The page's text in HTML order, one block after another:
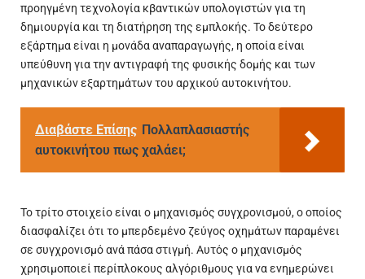
προηγμένη τεχνολογία κβαντικών υπολογιστών για τη
δημιουργία και τη διατήρηση της εμπλοκής. Το δεύτερο
εξάρτημα είναι η μονάδα αναπαραγωγής, η οποία είναι
υπεύθυνη για την αντιγραφή της φυσικής δομής και των
μηχανικών εξαρτημάτων του αρχικού αυτοκινήτου.
Διαβάστε Επίσης Πολλαπλασιαστής
αυτοκινήτου πως χαλάει;
Το τρίτο στοιχείο είναι ο μηχανισμός συγχρονισμού, ο οποίος
διασφαλίζει ότι το μπερδεμένο ζεύγος οχημάτων παραμένει
σε συγχρονισμό ανά πάσα στιγμή. Αυτός ο μηχανισμός
χρησιμοποιεί περίπλοκους αλγόριθμους για να ενημερώνει